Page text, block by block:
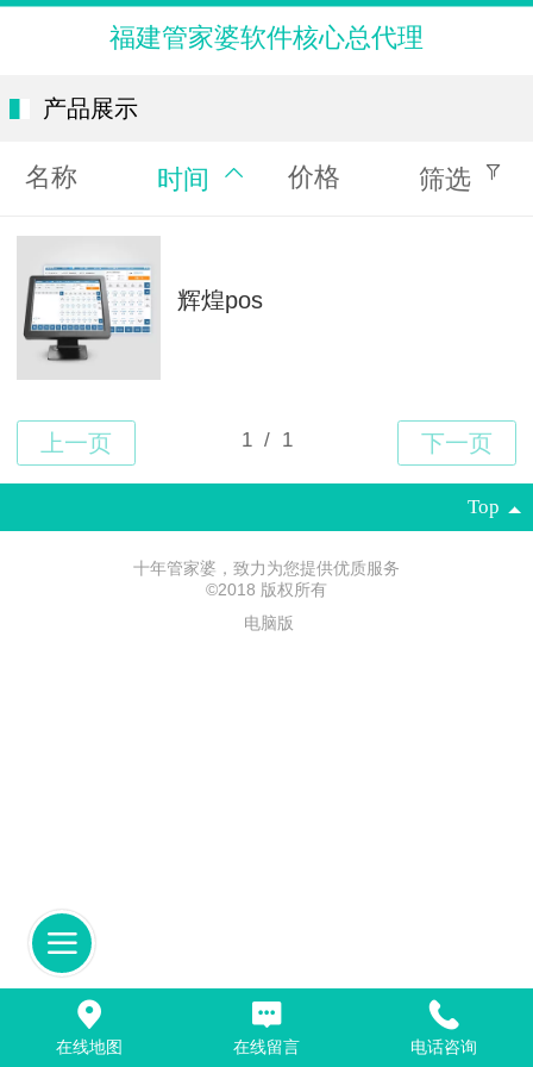
福建管家婆软件核心总代理
产品展示
名称 时间 价格 筛选
辉煌pos
Top
十年管家婆，致力为您提供优质服务
©2018 版权所有
电脑版
在线地图 在线留言 电话咨询